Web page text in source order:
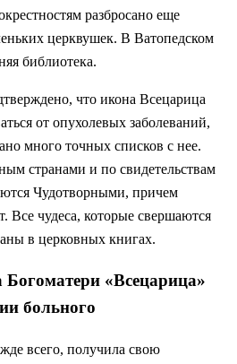
разбросано еще
церквушек. В Ватопедском
библиотека.
что икона Всецарица
от опухолевых заболеваний,
много точных списков с нее.
странами и по свидетельствам
Чудотворными, причем
Все чудеса, которые свершаются
в церковных книгах.
«Всецарица»
больного
всего, получила свою